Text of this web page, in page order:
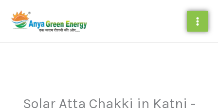
content
Solar Atta Chakki in Katni -